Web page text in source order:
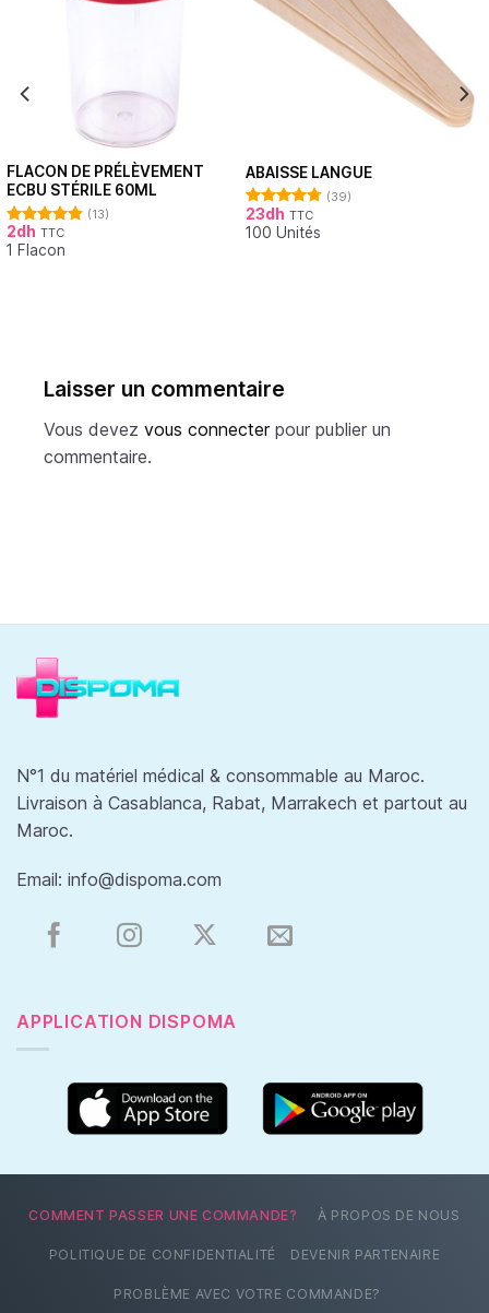
FLACON DE PRÉLÈVEMENT
ECBU STÉRILE 60ML
Note 4.92
sur 5
(13)
2dh TTC
1 Flacon
ABAISSE LANGUE
Note4.79
sur 5
(39)
23dh TTC
100 Unités
Laisser un commentaire
Vous devez vous connecterpour publier un
commentaire.
N°1 du matériel médical & consommable au Maroc.
Livraison à Casablanca, Rabat, Marrakech et partout au
Maroc.
Email: info@dispoma.com
APPLICATION DISPOMA
COMMENT PASSER UNE COMMANDE? À PROPOS DE NOUS
POLITIQUE DE CONFIDENTIALITÉ DEVENIR PARTENAIRE
PROBLÈME AVEC VOTRE COMMANDE?